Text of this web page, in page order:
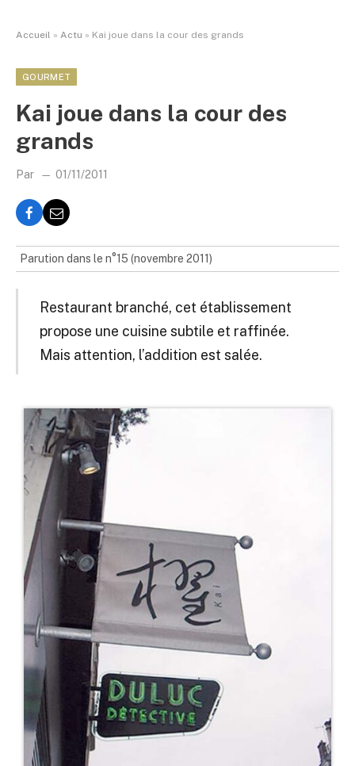
Accueil » Actu » Kai joue dans la cour des grands
GOURMET
Kai joue dans la cour des
grands
Par 01/11/2011
Parution dans le n°15 (novembre 2011)
Restaurant branché, cet établissement
propose une cuisine subtile et raffinée.
Mais attention, l’addition est salée.